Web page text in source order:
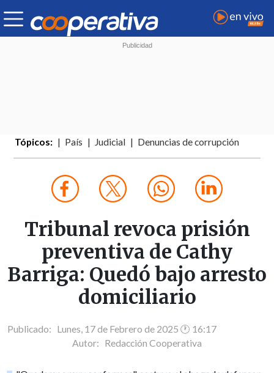
Tópicos: País Judicial Denuncias de corrupción
Tribunal revoca prisión
preventiva de Cathy
Barriga: Quedó bajo arresto
domiciliario
Publicado: Lunes, 17 de Febrero de 2025 🕐 16:17
Autor: Redacción Cooperativa